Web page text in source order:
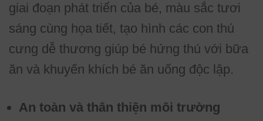
giai đoạn phát triển của bé, màu sắc tươi
sáng cùng họa tiết, tạo hình các con thú
cưng dễ thương giúp bé hứng thú với bữa
ăn và khuyến khích bé ăn uống độc lập.
An toàn và thân thiện môi trường